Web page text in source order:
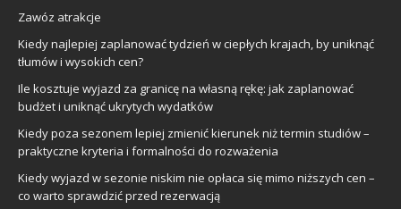
Zawóz atrakcje
Kiedy najlepiej zaplanować tydzień w ciepłych krajach, by uniknąć
tłumów i wysokich cen?
Ile kosztuje wyjazd za granicę na własną rękę: jak zaplanować
budżet i uniknąć ukrytych wydatków
Kiedy poza sezonem lepiej zmienić kierunek niż termin studiów –
praktyczne kryteria i formalności do rozważenia
Kiedy wyjazd w sezonie niskim nie opłaca się mimo niższych cen –
co warto sprawdzić przed rezerwacją